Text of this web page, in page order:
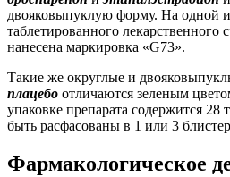
двояковыпуклую форму. На одной
таблетированного лекарственного
нанесена маркировка «G73».
Такие же округлые и
плацебо отличаются зеленым
упаковке препарата содержится 28
быть расфасованы в 1 или 3
Фармакологическое